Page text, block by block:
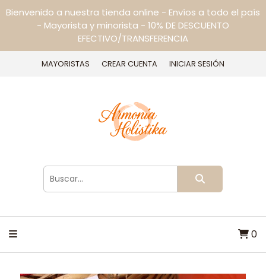
Bienvenido a nuestra tienda online - Envíos a todo el país
- Mayorista y minorista - 10% DE DESCUENTO
EFECTIVO/TRANSFERENCIA
MAYORISTAS CREAR CUENTA INICIAR SESIÓN
0